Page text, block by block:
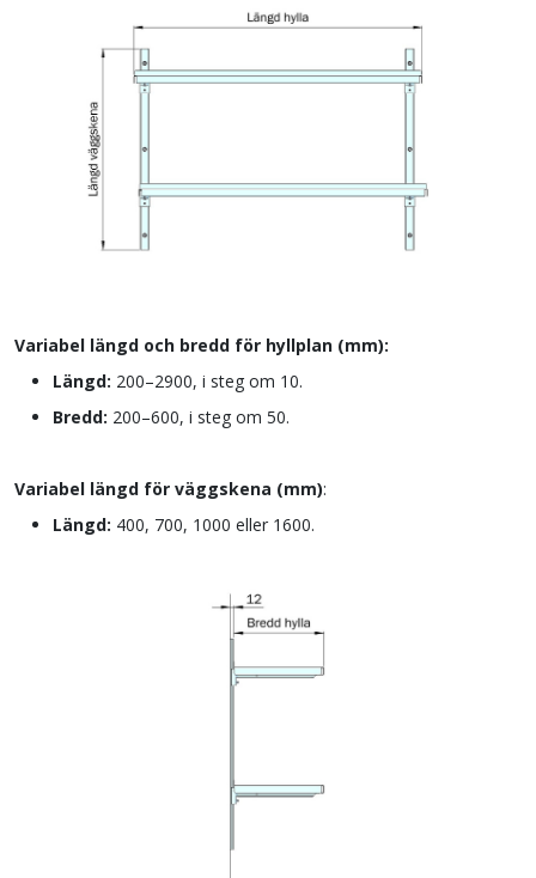
Variabel längd och bredd för hyllplan (mm):
Längd: 200–2900, i steg om 10.
Bredd: 200–600, i steg om 50.
Variabel längd för väggskena (mm):
Längd: 400, 700, 1000 eller 1600.